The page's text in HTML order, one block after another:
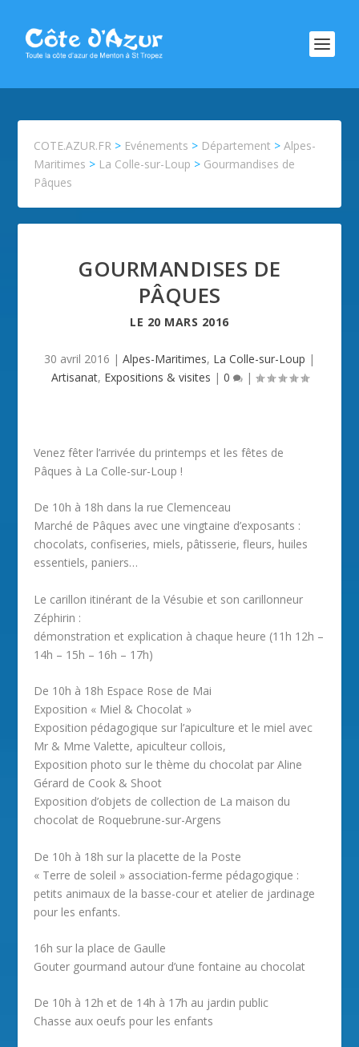
COTE.AZUR.FR > Evénements > Département >Alpes-
Maritimes > La Colle-sur-Loup > Gourmandises de
Pâques
GOURMANDISES DE
PÂQUES
LE 20 MARS 2016
30 avril 2016 | Alpes-Maritimes, La Colle-sur-Loup |
Artisanat, Expositions & visites | 0 |
Venez fêter l’arrivée du printemps et les fêtes de
Pâques à La Colle-sur-Loup !
De 10h à 18h dans la rue Clemenceau
Marché de Pâques avec une vingtaine d’exposants :
chocolats, confiseries, miels, pâtisserie, fleurs, huiles
essentiels, paniers…
Le carillon itinérant de la Vésubie et son carillonneur
Zéphirin :
démonstration et explication à chaque heure (11h 12h –
14h – 15h – 16h – 17h)
De 10h à 18h Espace Rose de Mai
Exposition « Miel & Chocolat »
Exposition pédagogique sur l’apiculture et le miel avec
Mr & Mme Valette, apiculteur collois,
Exposition photo sur le thème du chocolat par Aline
Gérard de Cook & Shoot
Exposition d’objets de collection de La maison du
chocolat de Roquebrune-sur-Argens
De 10h à 18h sur la placette de la Poste
« Terre de soleil » association-ferme pédagogique :
petits animaux de la basse-cour et atelier de jardinage
pour les enfants.
16h sur la place de Gaulle
Gouter gourmand autour d’une fontaine au chocolat
De 10h à 12h et de 14h à 17h au jardin public
Chasse aux oeufs pour les enfants